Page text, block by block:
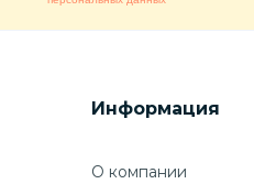
Информация
О компании